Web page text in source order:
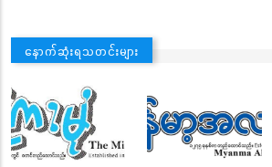
နောက်ဆုံးရသတင်းများ